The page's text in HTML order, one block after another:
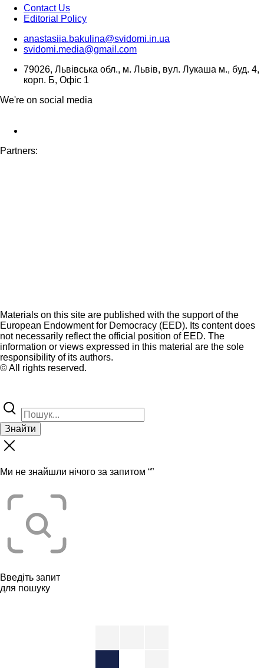
Contact Us
Editorial Policy
anastasiia.bakulina@svidomi.in.ua
svidomi.media@gmail.com
79026, Львівська обл., м. Львів, вул. Лукаша м., буд. 4,
корп. Б, Офіс 1
We're on social media
Partners:
Materials on this site are published with the support of the
European Endowment for Democracy (EED). Its content does
not necessarily reflect the official position of EED. The
information or views expressed in this material are the sole
responsibility of its authors.
© All rights reserved.
Знайти
Ми не знайшли нічого за запитом “”
Введіть запит
для пошуку